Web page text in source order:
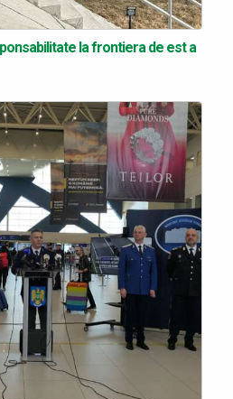
la frontiera de est a